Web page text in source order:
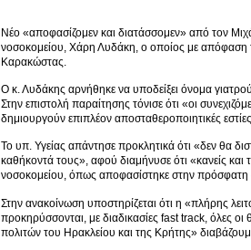
Νέο «αποφασίζομεν και διατάσσομεν» από τον
νοσοκομείου, Χάρη Λυδάκη, ο οποίος με απόφαση
Καρακώστας.
Ο κ. Λυδάκης αρνήθηκε να υποδείξει όνομα
Στην επιστολή παραίτησης τόνισε ότι «οι
δημιουργούν επιπλέον αποσταθεροποιητικές
Το υπ. Υγείας απάντησε προκλητικά ότι «δεν θα
καθήκοντά τους», αφού διαμήνυσε ότι «κανείς και
νοσοκομείου, όπως αποφασίστηκε στην
Στην ανακοίνωση υποστηρίζεται ότι η «πλήρης
προκηρύσσονται, με διαδικασίες fast track, όλες οι
πολιτών του Ηρακλείου και της Κρήτης»